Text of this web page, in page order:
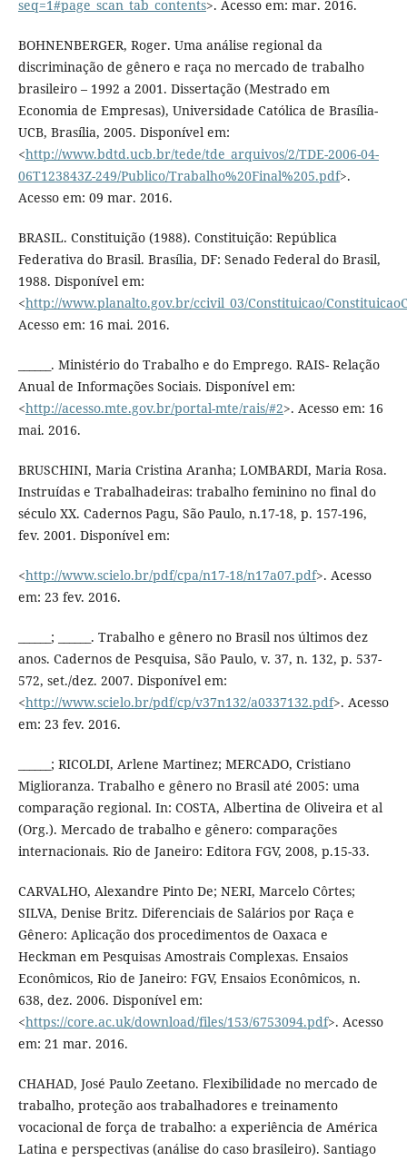
seq=1#page_scan_tab_contents>. Acesso em: mar. 2016.
BOHNENBERGER, Roger. Uma análise regional da
discriminação de gênero e raça no mercado de trabalho
brasileiro – 1992 a 2001. Dissertação (Mestrado em
Economia de Empresas), Universidade Católica de Brasília-
UCB, Brasília, 2005. Disponível em:
<http://www.bdtd.ucb.br/tede/tde_arquivos/2/TDE-2006-04-
06T123843Z-249/Publico/Trabalho%20Final%205.pdf>.
Acesso em: 09 mar. 2016.
BRASIL. Constituição (1988). Constituição: República
Federativa do Brasil. Brasília, DF: Senado Federal do Brasil,
1988. Disponível em:
<http://www.planalto.gov.br/ccivil_03/Constituicao/
Acesso em: 16 mai. 2016.
______. Ministério do Trabalho e do Emprego. RAIS- Relação
Anual de Informações Sociais. Disponível em:
<http://acesso.mte.gov.br/portal-mte/rais/#2>. Acesso em: 16
mai. 2016.
BRUSCHINI, Maria Cristina Aranha; LOMBARDI, Maria Rosa.
Instruídas e Trabalhadeiras: trabalho feminino no final do
século XX. Cadernos Pagu, São Paulo, n.17-18, p. 157-196,
fev. 2001. Disponível em:
<http://www.scielo.br/pdf/cpa/n17-18/n17a07.pdf>. Acesso
em: 23 fev. 2016.
______; ______. Trabalho e gênero no Brasil nos últimos dez
anos. Cadernos de Pesquisa, São Paulo, v. 37, n. 132, p. 537-
572, set./dez. 2007. Disponível em:
<http://www.scielo.br/pdf/cp/v37n132/a0337132.pdf>. Acesso
em: 23 fev. 2016.
______; RICOLDI, Arlene Martinez; MERCADO, Cristiano
Miglioranza. Trabalho e gênero no Brasil até 2005: uma
comparação regional. In: COSTA, Albertina de Oliveira et al
(Org.). Mercado de trabalho e gênero: comparações
internacionais. Rio de Janeiro: Editora FGV, 2008, p.15-33.
CARVALHO, Alexandre Pinto De; NERI, Marcelo Côrtes;
SILVA, Denise Britz. Diferenciais de Salários por Raça e
Gênero: Aplicação dos procedimentos de Oaxaca e
Heckman em Pesquisas Amostrais Complexas. Ensaios
Econômicos, Rio de Janeiro: FGV, Ensaios Econômicos, n.
638, dez. 2006. Disponível em:
<https://core.ac.uk/download/files/153/6753094.pdf>. Acesso
em: 21 mar. 2016.
CHAHAD, José Paulo Zeetano. Flexibilidade no mercado de
trabalho, proteção aos trabalhadores e treinamento
vocacional de força de trabalho: a experiência de América
Latina e perspectivas (análise do caso brasileiro). Santiago